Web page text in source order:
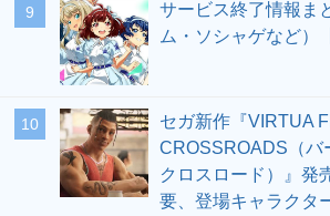
9
サービス終了情報ま
ム・ソシャゲなど）
10
セガ新作『VIRTUA
CROSSROADS（バ
クロスロード）』発
要、登場キャラクタ